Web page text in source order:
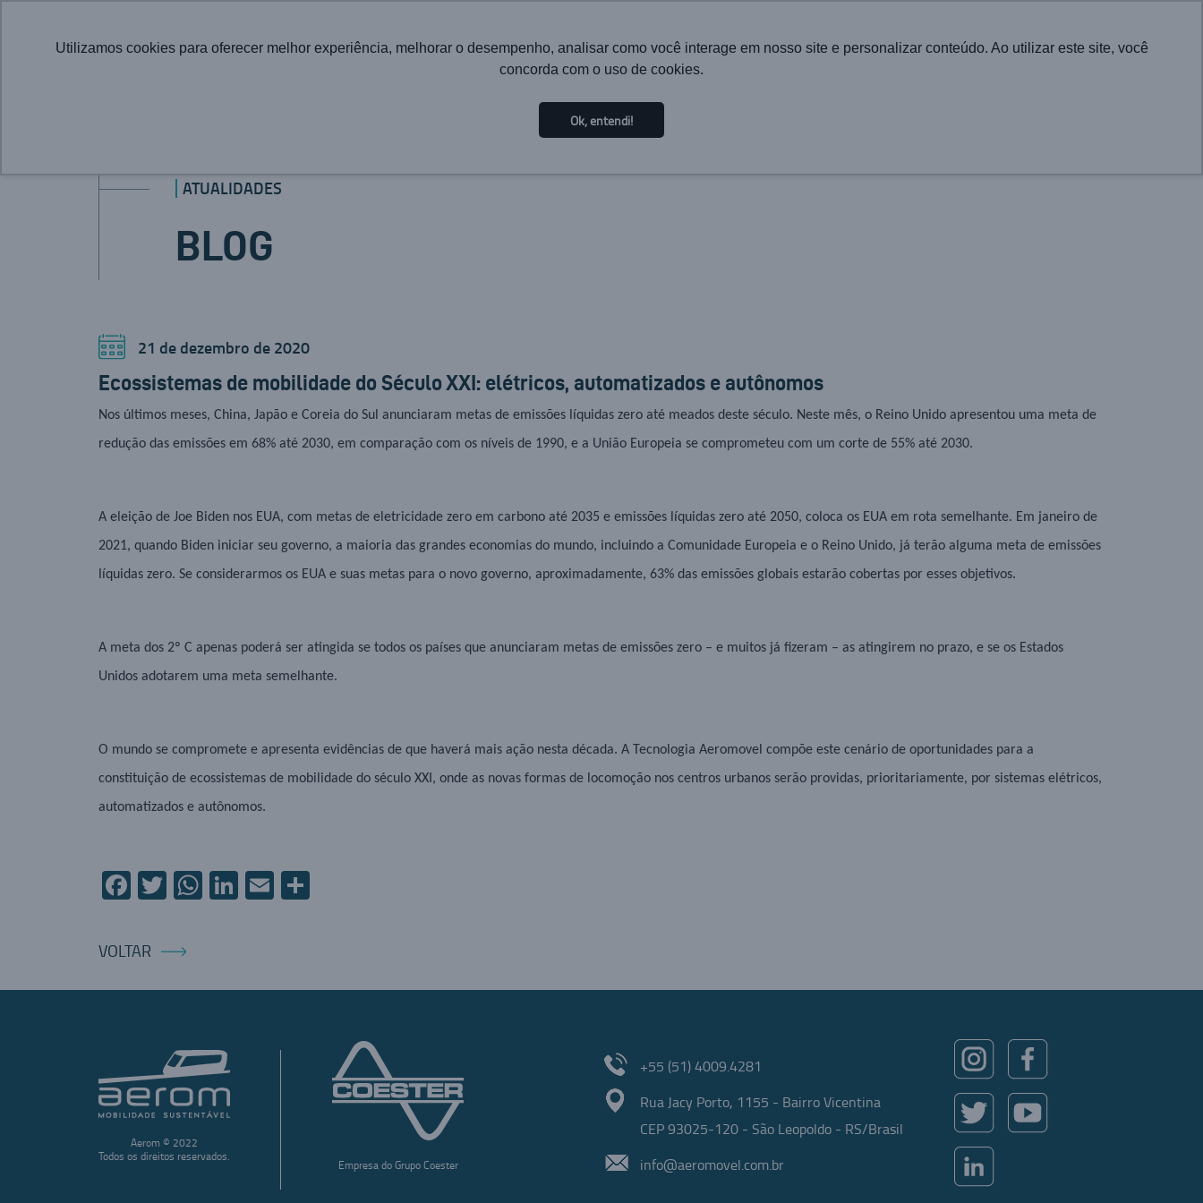
Utilizamos cookies para oferecer melhor experiência, melhorar o desempenho, analisar como você interage em nosso site e personalizar conteúdo. Ao utilizar este site, você
concorda com o uso de cookies.
Ok, entendi!
INSTITUCIONAL TECNOLOGIA
ATUALIDADES
BLOG
21 de dezembro de 2020
Ecossistemas de mobilidade do Século XXI: elétricos, automatizados e autônomos
Nos últimos meses, China, Japão e Coreia do Sul anunciaram metas de emissões líquidas zero até meados deste século. Neste mês, o Reino Unido apresentou uma meta de
redução das emissões em 68% até 2030, em comparação com os níveis de 1990, e a União Europeia se comprometeu com um corte de 55% até 2030.
A eleição de Joe Biden nos EUA, com metas de eletricidade zero em carbono até 2035 e emissões líquidas zero até 2050, coloca os EUA em rota semelhante. Em janeiro de
2021, quando Biden iniciar seu governo, a maioria das grandes economias do mundo, incluindo a Comunidade Europeia e o Reino Unido, já terão alguma meta de emissões
líquidas zero. Se considerarmos os EUA e suas metas para o novo governo, aproximadamente, 63% das emissões globais estarão cobertas por esses objetivos.
A meta dos 2º C apenas poderá ser atingida se todos os países que anunciaram metas de emissões zero – e muitos já fizeram – as atingirem no prazo, e se os Estados
Unidos adotarem uma meta semelhante.
O mundo se compromete e apresenta evidências de que haverá mais ação nesta década. A Tecnologia Aeromovel compõe este cenário de oportunidades para a
constituição de ecossistemas de mobilidade do século XXI, onde as novas formas de locomoção nos centros urbanos serão providas, prioritariamente, por sistemas elétricos,
automatizados e autônomos.
Facebook
Twitter
WhatsApp
LinkedIn
EmailCompartilhar
VOLTAR
Aerom © 2022
Todos os direitos reservados.
Empresa do Grupo Coester
+55 (51) 4009.4281
Rua Jacy Porto, 1155 - Bairro Vicentina
CEP 93025-120 - São Leopoldo - RS/Brasil
info@aeromovel.com.br